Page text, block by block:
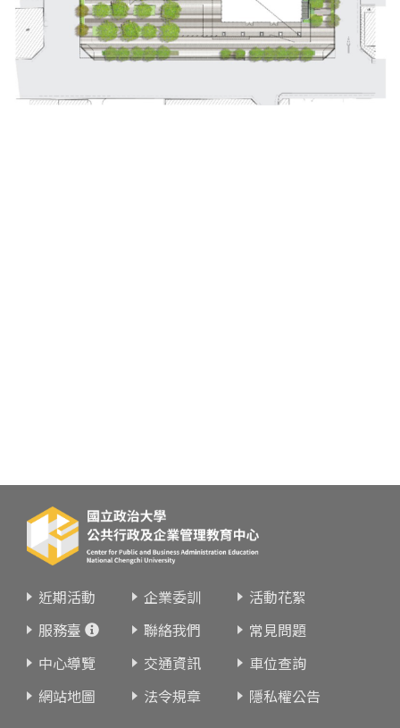
近期活動 企業委訓
活動花絮
服務臺
聯絡我們
常見問題
中心導覽
交通資訊
車位查詢
網站地圖
法令規章
隱私權公告